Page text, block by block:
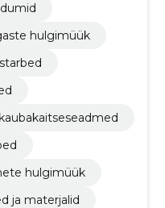
hulgimüük
kaubakaitseseadmed
hulgimüük
ja materjalid